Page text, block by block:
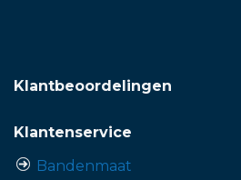
Klantbeoordelingen
Klantenservice
Bandenmaat